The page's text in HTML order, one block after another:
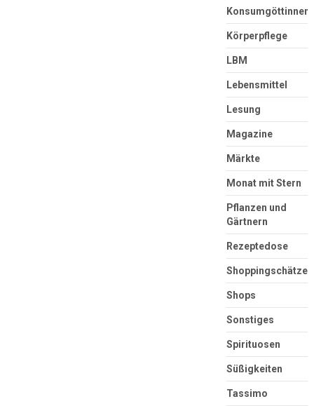
Konsumgöttinnen
Körperpflege
LBM
Lebensmittel
Lesung
Magazine
Märkte
Monat mit Stern
Pflanzen und
Gärtnern
Rezeptedose
Shoppingschätze
Shops
Sonstiges
Spirituosen
Süßigkeiten
Tassimo